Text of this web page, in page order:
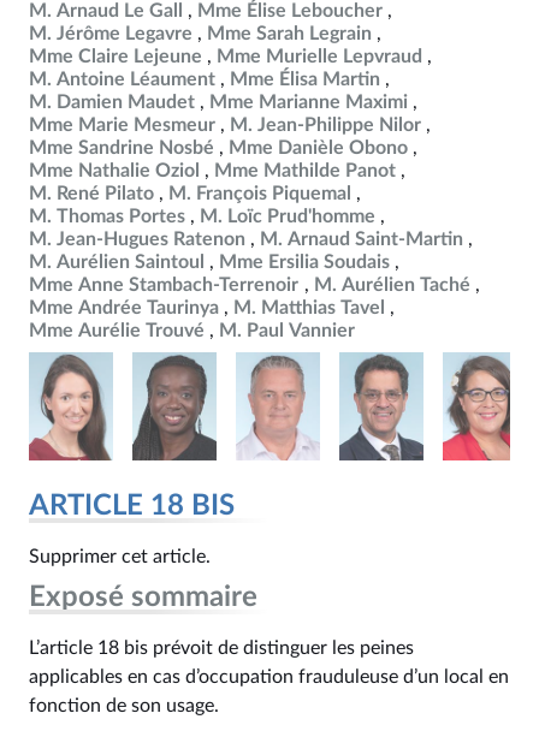
M. Arnaud Le Gall
Mme Élise Leboucher
M. Jérôme Legavre
Mme Sarah Legrain
Mme Claire Lejeune
Mme Murielle Lepvraud
M. Antoine Léaument
Mme Élisa Martin
M. Damien Maudet
Mme Marianne Maximi
Mme Marie Mesmeur
M. Jean-Philippe Nilor
Mme Sandrine Nosbé
Mme Danièle Obono
Mme Nathalie Oziol
Mme Mathilde Panot
M. René Pilato
M. François Piquemal
M. Thomas Portes
M. Loïc Prud'homme
M. Jean-Hugues Ratenon
M. Arnaud Saint-Martin
M. Aurélien Saintoul
Mme Ersilia Soudais
Mme Anne Stambach-Terrenoir
M. Aurélien Taché
Mme Andrée Taurinya
M. Matthias Tavel
Mme Aurélie Trouvé
M. Paul Vannier
ARTICLE 18 BIS
Supprimer cet article.
Exposé sommaire
L’article 18 bis prévoit de distinguer les peines
applicables en cas d’occupation frauduleuse d’un local en
fonction de son usage.